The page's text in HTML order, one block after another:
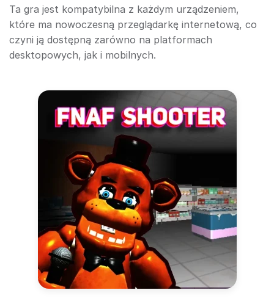
Ta gra jest kompatybilna z każdym urządzeniem,
które ma nowoczesną przeglądarkę internetową, co
czyni ją dostępną zarówno na platformach
desktopowych, jak i mobilnych.